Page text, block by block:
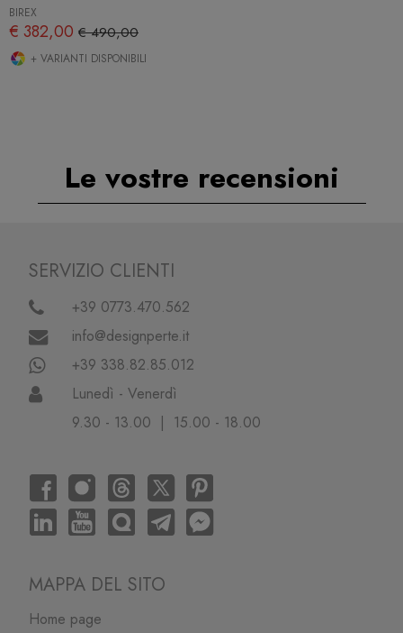
BIREX
€ 382,00 € 490,00
+ VARIANTI DISPONIBILI
Le vostre recensioni
SERVIZIO CLIENTI
+39 0773.470.562
info@designperte.it
+39 338.82.85.012
Lunedì - Venerdì
9.30 - 13.00 | 15.00 - 18.00
MAPPA DEL SITO
Home page